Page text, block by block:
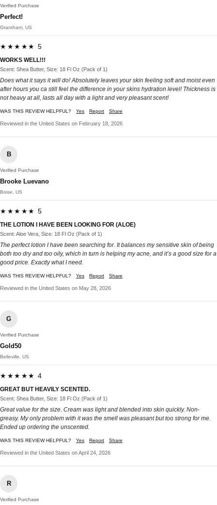
Verified Purchase
Perfect!
Grantham, US
★★★★★ 5
WORKS WELL!!!
Scent: Shea Butter, Size: 18 Fl Oz (Pack of 1)
Does what it says it will do! Absolutely leaves your skin feeling soft and moist even
after hours you ca still feel the difference in your skins hydration level! Thickness is
not heavy at all, lasts all day with a light and very pleasant scent!
WAS THIS REVIEW HELPFUL? Yes Report Share
Reviewed in the United States on February 18, 2026
B
Verified Purchase
Brooke Luevano
Boise, US
★★★★★ 5
THE LOTION I HAVE BEEN LOOKING FOR (ALOE)
Scent: Aloe Vera, Size: 18 Fl Oz (Pack of 1)
The perfect lotion I have been searching for. It balances my sensitive skin of being
both too dry and too oily, which in turn is helping my acne, and it’s a good size for a
good price. Exactly what I need.
WAS THIS REVIEW HELPFUL? Yes Report Share
Reviewed in the United States on May 28, 2026
G
Verified Purchase
Gold50
Belleville, US
★★★★★ 4
GREAT BUT HEAVILY SCENTED.
Scent: Shea Butter, Size: 18 Fl Oz (Pack of 1)
Great value for the size. Cream was light and blended into skin quickly. Non-
greasy. My only problem with it was the smell was pleasant but too strong for me.
Ended up ordering the unscented.
WAS THIS REVIEW HELPFUL? Yes Report Share
Reviewed in the United States on April 24, 2026
R
Verified Purchase